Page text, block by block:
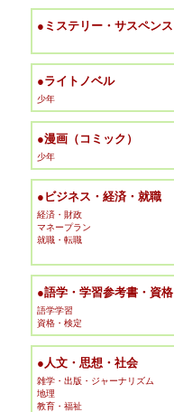
●ミステリー・サスペンス
●ライトノベル
少年
●漫画（コミック）
少年
●ビジネス・経済・就職
経済・財政
マネープラン
就職・転職
●語学・学習参考書・資格
語学学習
資格・検定
●人文・思想・社会
雑学・出版・ジャーナリズム
地理
教育・福祉